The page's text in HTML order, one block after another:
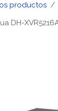
productos
DH-